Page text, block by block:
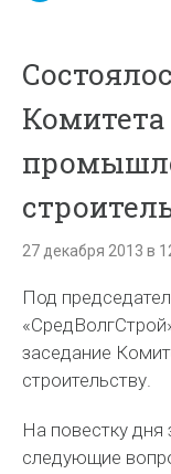
27 декабря 2013 в
Под
заседание
строительству.
На повестку
следующие